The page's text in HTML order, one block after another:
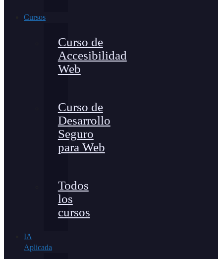
Cursos
Curso de
Accesibilidad
Web
Curso de
Desarrollo
Seguro
para Web
Todos
los
cursos
IA
Aplicada